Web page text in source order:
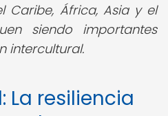
Caribe, África, Asia y el
siendo importantes
intercultural.
La resiliencia